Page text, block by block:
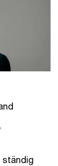
ständig